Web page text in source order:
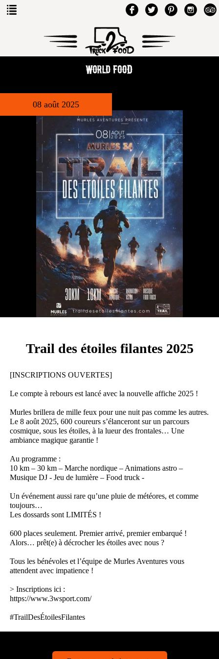
08 août 2025
Trail des étoiles filantes 2025
[INSCRIPTIONS OUVERTES]
Le compte à rebours est lancé avec la nouvelle affiche 2025 !
Murles brillera de mille feux pour une nuit pas comme les autres.
Le 8 août 2025, 600 coureurs s’élanceront sur un parcours
cosmique, sous les étoiles, à la lueur des frontales… Une
ambiance magique garantie !
Au programme :
10 km – 30 km – Marche nordique – Animations astro –
Musique DJ - Jeu de lumière – Food truck -
Un événement aussi rare qu’une pluie de météores, et comme
toujours…
Les dossards sont LIMITÉS !
600 places seulement. Premier arrivé, premier embarqué !
Alors… prêt(e) à décrocher les étoiles avec nous ?
Tous les bénévoles et l’équipe de Murles Aventures vous
attendent avec impatience !
> Inscriptions ici :
https://www.3wsport.com/
#TrailDesÉtoilesFilantes